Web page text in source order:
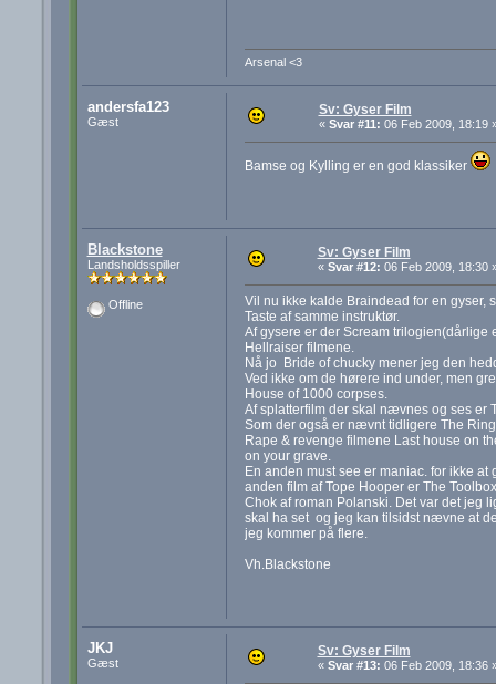
Arsenal <3
andersfa123
Gæst
Sv: Gyser Film
« Svar #11: 06 Feb 2009, 18:19
Bamse og Kylling er en god klassiker
Blackstone
Landsholdsspiller
Offline
Sv: Gyser Film
« Svar #12: 06 Feb 2009, 18:30
Vil nu ikke kalde Braindead for en gyser,
Taste af samme instruktør.
Af gysere er der Scream
Hellraiser filmene.
Nå jo Bride of chucky mener jeg den
Ved ikke om de hørere ind under, men
House of 1000 corpses.
Af splatterfilm der skal nævnes og ses er
Som der også er nævnt tidligere The
Rape & revenge filmene Last house on
on your grave.
En anden must see er maniac. for ikke
anden film af Tope Hooper er The
Chok af roman Polanski. Det var det jeg
skal ha set og jeg kan tilsidst nævne at
jeg kommer på flere.
Vh.Blackstone
JKJ
Gæst
Sv: Gyser Film
« Svar #13: 06 Feb 2009, 18:36